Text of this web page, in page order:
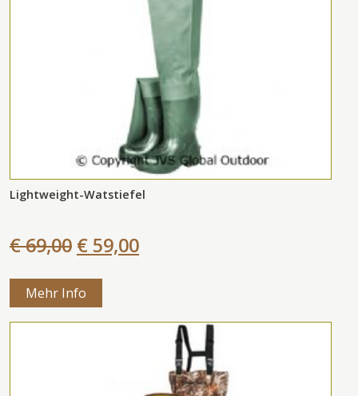
Lightweight-Watstiefel
€ 69,00 € 59,00
Mehr Info